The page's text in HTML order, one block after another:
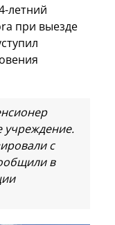
летний
при выезде
учреждение.
с
в